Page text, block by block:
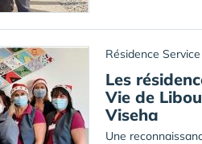
Résidence
Les
Vie de
Viseha
Une